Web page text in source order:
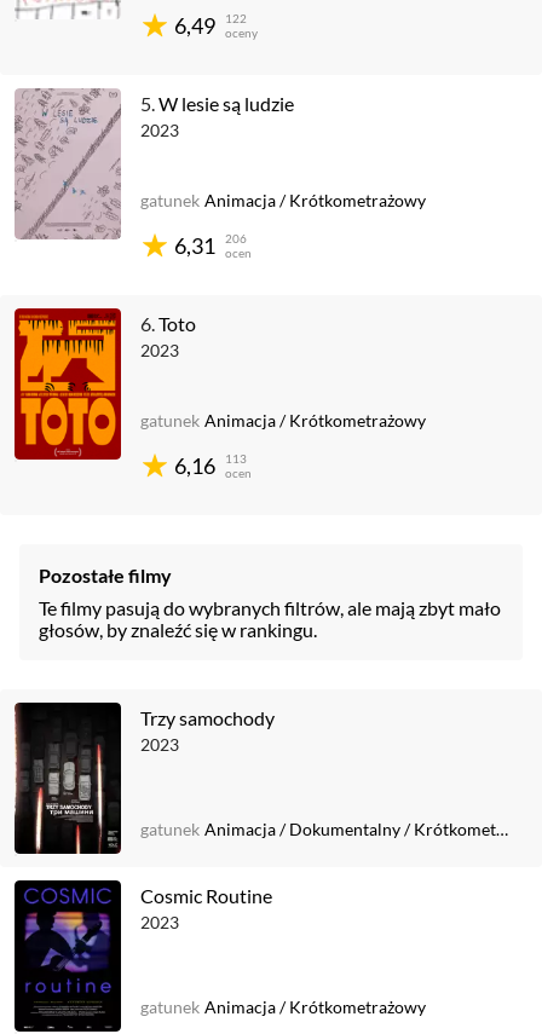
6,49
122
oceny
5.W lesie są ludzie
2023
6,31
206
ocen
gatunek Animacja/Krótkometrażowy
6.Toto
2023
6,16
113
ocen
gatunek Animacja/Krótkometrażowy
Pozostałe filmy
Te filmy pasują do wybranych filtrów, ale mają zbyt mało
głosów, by znaleźć się w rankingu.
Trzy samochody
2023
gatunek Animacja/Dokumentalny/Krótkometrażowy
Cosmic Routine
2023
gatunek Animacja/Krótkometrażowy